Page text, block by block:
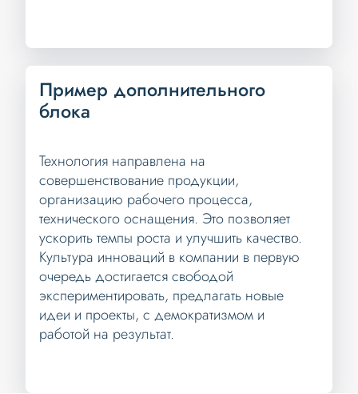
Пример дополнительного
блока
Технология направлена на
совершенствование продукции,
организацию рабочего процесса,
технического оснащения. Это позволяет
ускорить темпы роста и улучшить качество.
Культура инноваций в компании в первую
очередь достигается свободой
экспериментировать, предлагать новые
идеи и проекты, с демократизмом и
работой на результат.